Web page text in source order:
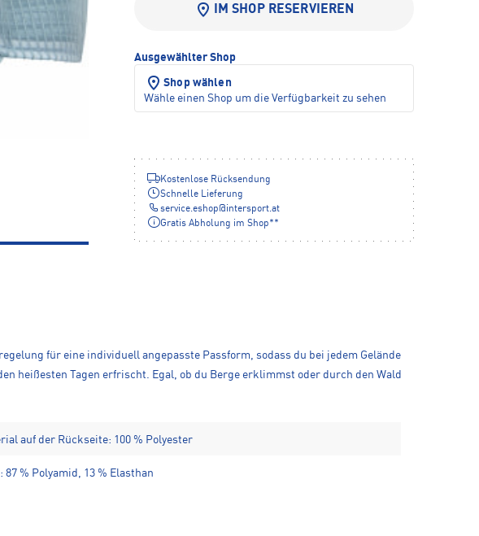
IM SHOP RESERVIEREN
Ausgewählter Shop
Shop wählen
Wähle einen Shop um die Verfügbarkeit zu sehen
Kostenlose Rücksendung
Schnelle Lieferung
service.eshop@intersport.at
Gratis Abholung im Shop**
für eine individuell angepasste Passform, sodass du bei jedem Gelände
heißesten Tagen erfrischt. Egal, ob du Berge erklimmst oder durch den Wald
auf der Rückseite: 100 % Polyester
87 % Polyamid, 13 % Elasthan